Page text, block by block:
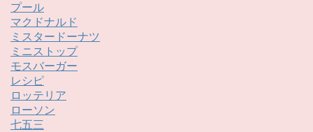
プール
マクドナルド
ミスタードーナツ
ミニストップ
モスバーガー
レシピ
ロッテリア
ローソン
七五三